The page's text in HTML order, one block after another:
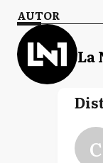
AUTOR
La
C